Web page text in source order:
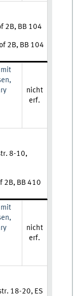
2B, BB 104
2B, BB 104
nicht
erf.
8-10,
2B, BB 410
nicht
erf.
18-20, ES